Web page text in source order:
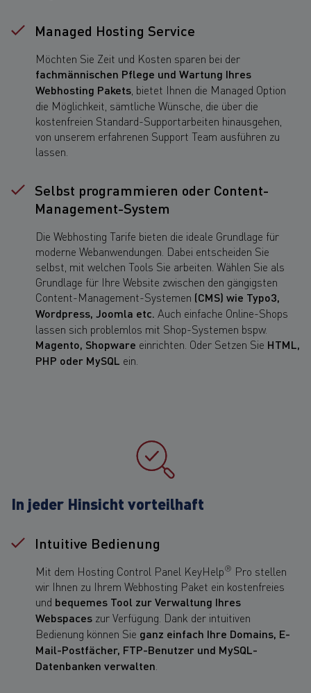
Managed Hosting Service
Möchten Sie Zeit und Kosten sparen bei der
fachmännischen Pflege und Wartung Ihres
Webhosting Pakets , bietet Ihnen die Managed Option
die Möglichkeit, sämtliche Wünsche, die über die
kostenfreien Standard-Supportarbeiten hinausgehen,
von unserem erfahrenen Support Team ausführen zu
lassen.
Selbst programmieren oder Content-
Management-System
Die Webhosting Tarife bieten die ideale Grundlage für
moderne Webanwendungen. Dabei entscheiden Sie
selbst, mit welchen Tools Sie arbeiten. Wählen Sie als
Grundlage für Ihre Website zwischen den gängigsten
Content-Management-Systemen (CMS) wie Typo3,
Wordpress, Joomla etc. Auch einfache Online-Shops
lassen sich problemlos mit Shop-Systemen bspw.
Magento, Shopware einrichten. Oder Setzen Sie HTML,
PHP oder MySQL ein.
In jeder Hinsicht vorteilhaft
Intuitive Bedienung
Mit dem Hosting Control Panel KeyHelp® Pro stellen
wir Ihnen zu Ihrem Webhosting Paket ein kostenfreies
und bequemes Tool zur Verwaltung Ihres
Webspaces zur Verfügung. Dank der intuitiven
Bedienung können Sie ganz einfach Ihre Domains, E-
Mail-Postfächer, FTP-Benutzer und MySQL-
Datenbanken verwalten